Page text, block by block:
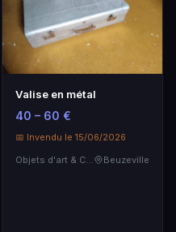
Valise en métal
40 – 60 €
📅 Invendu le 15/06/2026
Beuzeville